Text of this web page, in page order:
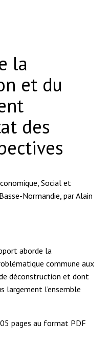
la
et du
des
Social et
Normandie, par Alain
aborde la
commune aux
déconstruction et dont
largement l’ensemble
pages au format PDF